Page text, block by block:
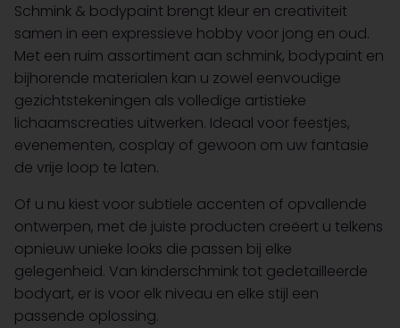
Schmink & bodypaint brengt kleur en creativiteit
samen in een expressieve hobby voor jong en oud.
Met een ruim assortiment aan schmink, bodypaint en
bijhorende materialen kan u zowel eenvoudige
gezichtstekeningen als volledige artistieke
lichaamscreaties uitwerken. Ideaal voor feestjes,
evenementen, cosplay of gewoon om uw fantasie
de vrije loop te laten.
Of u nu kiest voor subtiele accenten of opvallende
ontwerpen, met de juiste producten creëert u telkens
opnieuw unieke looks die passen bij elke
gelegenheid. Van kinderschmink tot gedetailleerde
bodyart, er is voor elk niveau en elke stijl een
passende oplossing.